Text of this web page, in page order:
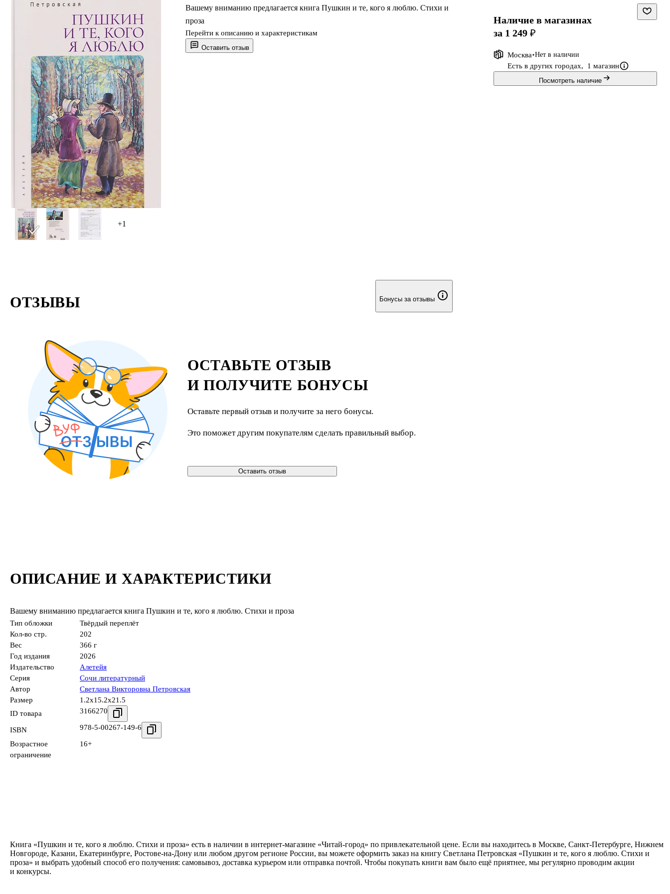
+1
Оставить отзыв
Вашему вниманию предлагается книга Пушкин и те, кого я люблю. Стихи и
проза
Перейти к описанию и характеристикам
Наличие в магазинах
за 1 249 ₽
Москва Нет в наличии
Есть в других городах, 1 магазин
Посмотреть наличие
ОПИСАНИЕ И ХАРАКТЕРИСТИКИ
Вашему вниманию предлагается книга Пушкин и те, кого я люблю. Стихи и проза
Тип обложки
Твёрдый переплёт
Кол-во стр.
202
Вес
366 г
Год издания
2026
Издательство
Алетейя
Серия
Сочи литературный
Автор
Светлана Викторовна Петровская
Размер
1.2x15.2x21.5
ID товара
3166270
ISBN 978-5-00267-149-6
Возрастное
ограничение
16+
ОТЗЫВЫ Бонусы за отзывы
ОСТАВЬТЕ ОТЗЫВ
И ПОЛУЧИТЕ БОНУСЫ
Оставьте первый отзыв и получите за него бонусы.
Это поможет другим покупателям сделать правильный выбор.
Оставить отзыв
Книга «Пушкин и те, кого я люблю. Стихи и проза» есть в наличии в интернет-магазине «Читай-город» по привлекательной цене. Если вы находитесь в Москве, Санкт-Петербурге, Нижнем
Новгороде, Казани, Екатеринбурге, Ростове-на-Дону или любом другом регионе России, вы можете оформить заказ на книгу Светлана Петровская «Пушкин и те, кого я люблю. Стихи и
проза» и выбрать удобный способ его получения: самовывоз, доставка курьером или отправка почтой. Чтобы покупать книги вам было ещё приятнее, мы регулярно проводим акции
и конкурсы.